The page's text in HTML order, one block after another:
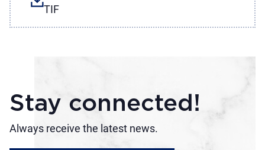
TIF
Stay connected!
Always receive the latest news.